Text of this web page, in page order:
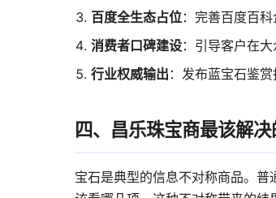
百度全生态占位：完善百度百
消费者口碑建设：引导客户在
行业权威输出 ：发布蓝宝石鉴
四、昌乐珠宝商最该解
宝石是典型的信息不对称商品。